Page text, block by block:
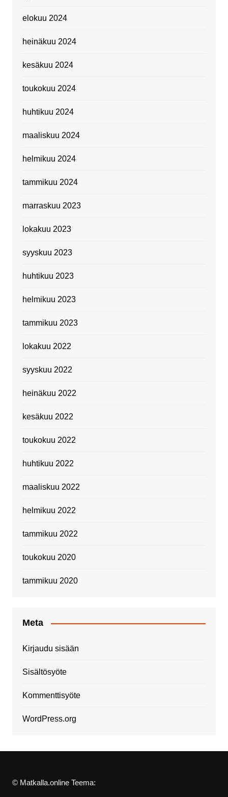
elokuu 2024
heinäkuu 2024
kesäkuu 2024
toukokuu 2024
huhtikuu 2024
maaliskuu 2024
helmikuu 2024
tammikuu 2024
marraskuu 2023
lokakuu 2023
syyskuu 2023
huhtikuu 2023
helmikuu 2023
tammikuu 2023
lokakuu 2022
syyskuu 2022
heinäkuu 2022
kesäkuu 2022
toukokuu 2022
huhtikuu 2022
maaliskuu 2022
helmikuu 2022
tammikuu 2022
toukokuu 2020
tammikuu 2020
Meta
Kirjaudu sisään
Sisältösyöte
Kommenttisyöte
WordPress.org
© Matkalla.online Teema: